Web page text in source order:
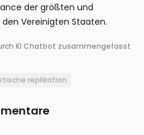
der größten und
Vereinigten Staaten.
KI Chatbot zusammengefasst
replikation